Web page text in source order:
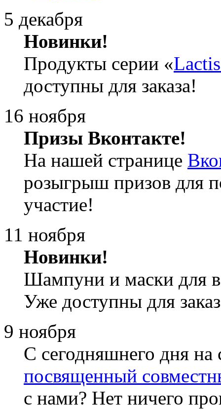
5 декабря
Новинки!
Продукты серии «
доступны для заказа!
16 ноября
Призы Вконтакте!
На нашей странице
розыгрыш призов для
участие!
11 ноября
Новинки!
Шампуни и маски для
Уже доступны для
9 ноября
С сегодняшнего дня на
посвященный
с нами? Нет ничего